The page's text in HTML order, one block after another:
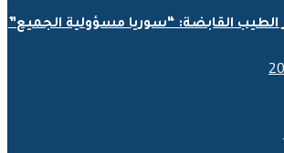
القابضة: “سوريا مسؤولية الجميع”